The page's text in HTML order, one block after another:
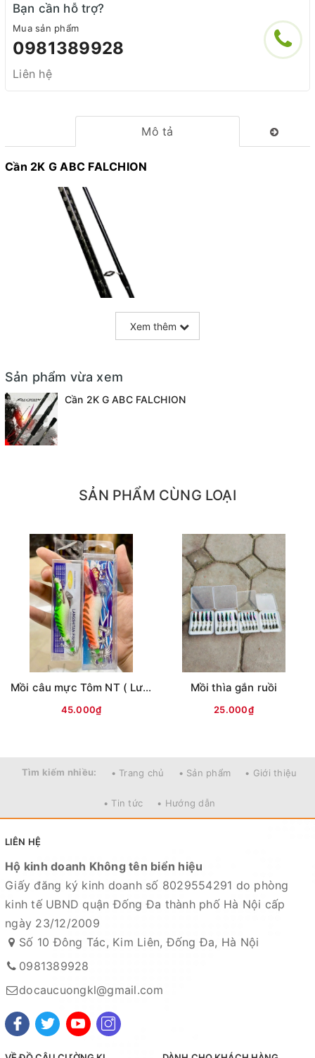
Bạn cần hỗ trợ?
Mua sản phẩm
0981389928
Liên hệ
Mô tả
Cần 2K G ABC FALCHION
Xem thêm
Sản phẩm vừa xem
Cần 2K G ABC FALCHION
SẢN PHẨM CÙNG LOẠI
Mồi câu mực Tôm NT ( Lưng vằn )
45.000₫
Mồi thìa gắn ruồi
25.000₫
Tìm kiếm nhiều: • Trang chủ • Sản phẩm • Giới thiệu
• Tin tức • Hướng dẫn
LIÊN HỆ
Hộ kinh doanh Không tên biển hiệu
Giấy đăng ký kinh doanh số 8029554291 do phòng
kinh tế UBND quận Đống Đa thành phố Hà Nội cấp
ngày 23/12/2009
Số 10 Đông Tác, Kim Liên, Đống Đa, Hà Nội
0981389928
docaucuongkl@gmail.com